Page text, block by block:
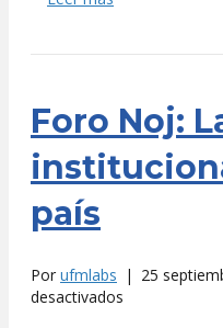
Foro Noj:
país
Por ufmlabs | 25
desactivados